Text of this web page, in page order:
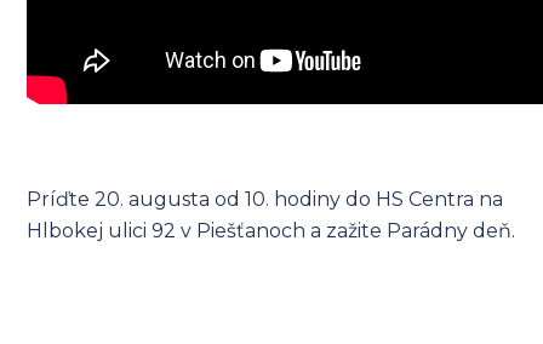
Príďte 20. augusta od 10. hodiny do HS Centra na
Hlbokej ulici 92 v Piešťanoch a zažite Parádny deň.